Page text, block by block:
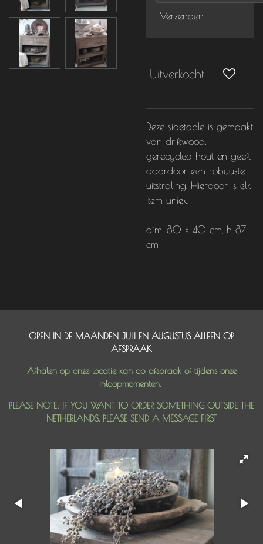
Verzenden
Uitverkocht
Deze sidetable is gemaakt
van driftwood,
gerecycled hout en geeft
daardoor een robuuste
uitstraling. Hierdoor is elk
item uniek.
afm. 80 x 40 cm, h 87
cm
OPEN IN DE MAANDEN JULI EN AUGUSTUS ALLEEN OP
AFSPRAAK
Afhalen op onze locatie kan op afspraak of tijdens onze
inloopmomenten.
PLEASE NOTE: IF YOU WANT TO ORDER SOMETHING OUTSIDE THE
NETHERLANDS, PLEASE SEND A MESSAGE FIRST